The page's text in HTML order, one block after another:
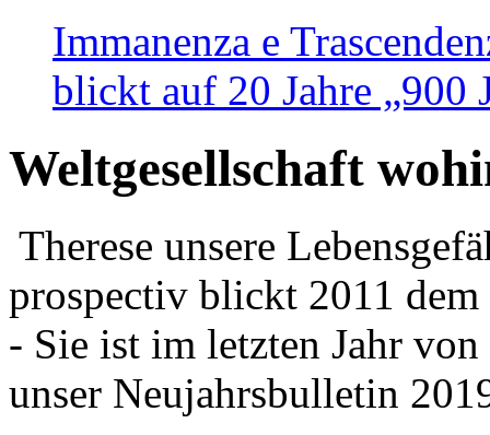
Immanenza e
blickt auf 20 Jahre „900
Weltgesellschaft
Therese unsere
prospectiv blickt 2011
- Sie ist im letzten Jahr
unser Neujahrsbulletin